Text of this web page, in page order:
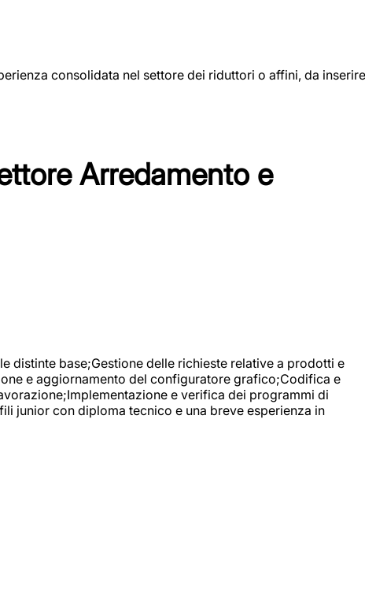
consolidata nel settore dei riduttori o affini, da inserire
Arredamento e
distinte base;Gestione delle richieste relative a prodotti e
e aggiornamento del configuratore grafico;Codifica e
e verifica dei programmi di
junior con diploma tecnico e una breve esperienza in